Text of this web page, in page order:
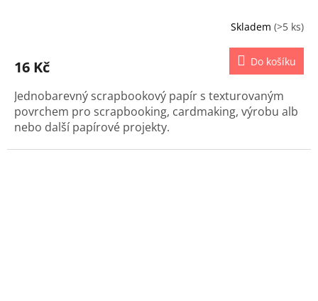
Skladem (>5 ks)
16 Kč Do košíku
Jednobarevný scrapbookový papír s texturovaným
povrchem pro scrapbooking, cardmaking, výrobu alb
nebo další papírové projekty.